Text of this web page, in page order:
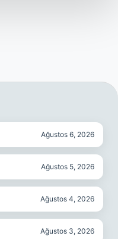
Ağustos 6, 2026
Ağustos 5, 2026
Ağustos 4, 2026
Ağustos 3, 2026